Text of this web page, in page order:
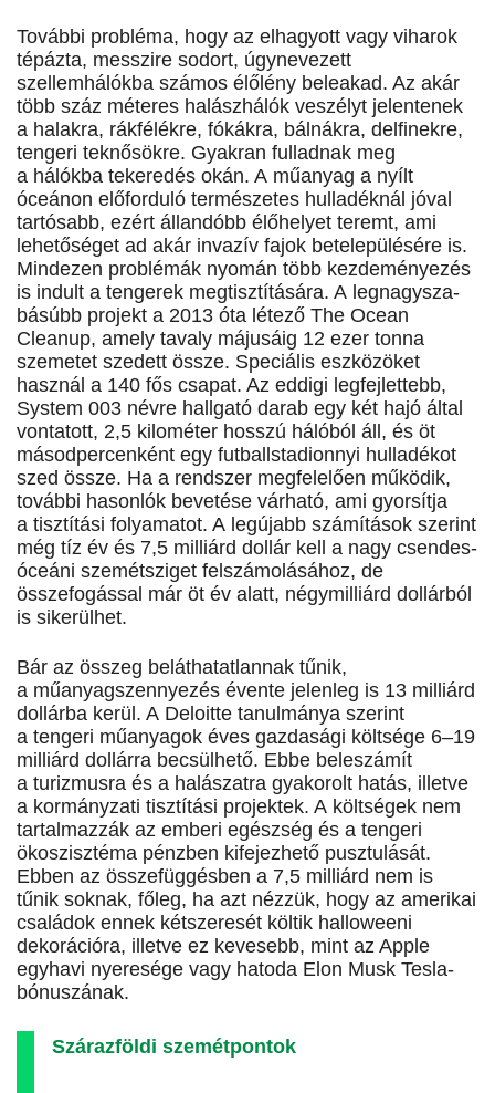
További probléma, hogy az elhagyott vagy viharok
tépázta, messzire sodort, úgynevezett
szellemhálókba számos élőlény beleakad. Az akár
több száz méteres halászhálók veszélyt jelentenek
a halakra, rákfélékre, fókákra, bálnákra, delfinekre,
tengeri teknősökre. Gyakran fulladnak meg
a hálókba tekeredés okán. A műanyag a nyílt
óceánon előforduló természetes hulladéknál jóval
tartósabb, ezért állandóbb élőhelyet teremt, ami
lehetőséget ad akár invazív fajok betelepülésére is.
Mindezen problémák nyomán több kezdeményezés
is indult a tengerek megtisztítására. A legnagy­sza­
básúbb projekt a 2013 óta létező The Ocean
Cleanup, amely tavaly májusáig 12 ezer tonna
szemetet szedett össze. Speciális eszközöket
használ a 140 fős csapat. Az eddigi legfejlettebb,
System 003 névre hallgató darab egy két hajó által
vontatott, 2,5 kilométer hosszú hálóból áll, és öt
másodpercenként egy futballstadionnyi hulladékot
szed össze. Ha a rendszer megfelelően működik,
további hasonlók bevetése várható, ami gyorsítja
a tisztítási folyamatot. A legújabb számítások szerint
még tíz év és 7,5 milliárd­ dollár kell a nagy csendes-
óceáni szemétsziget felszámolásához, de
összefogással már öt év alatt, négymilliárd dollárból
is sikerülhet.
Bár az összeg beláthatatlannak tűnik,
a műanyagszennyezés évente jelenleg is 13 milliárd
dollárba kerül. A Deloitte tanulmánya szerint
a tengeri műanyagok éves gazdasági költsége 6–19
milliárd dollárra becsülhető. Ebbe beleszámít
a turizmusra és a halászatra gyakorolt hatás, illetve
a kormányzati tisztítási projektek. A költségek nem
tartalmazzák az emberi egészség és a tengeri
ökoszisztéma pénzben kifejezhető pusztulását.
Ebben az összefüggésben a 7,5 milliárd nem is
tűnik soknak, főleg, ha azt nézzük, hogy az amerikai
családok ennek kétszeresét költik halloweeni
dekorációra, illetve ez kevesebb, mint az Apple
egyhavi nyeresége vagy hatoda Elon Musk Tesla-
bónuszának.
Szárazföldi szemétpontok